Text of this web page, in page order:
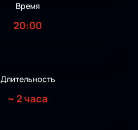
Время
20:00
Длительность
~ 2 часа